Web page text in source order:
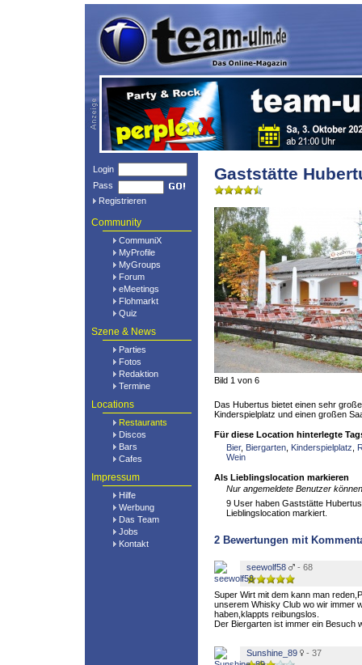
Login
Pass
Registrieren
Community
CommuniX
MyProfile
MyGroups
Forum
eMeetings
Flohmarkt
Quiz
Szene & News
Parties
Fotos
Redaktion
Termine
Locations
Restaurants
Discos
Bars
Cafes
Impressum
Hilfe
Werbung
Das Team
Jobs
Kontakt
Gaststätte
Bild 1 von 6
Das Hubertus bietet einen sehr
Kinderspielplatz und einen großen
Für diese Location hinterlegte
Bier, Biergarten Kinderspielplatz
Wein
Als Lieblingslocation markieren
Nur angemeldete Benutzer
9 User haben Gaststätte
Lieblingslocation markiert.
2 Bewertungen mit
seewolf58 - 68
Super Wirt mit dem kann man
unserem Whisky Club wo wir immer
haben,klappts reibungslos.
Der Biergarten ist immer ein Besuch
Sunshine_89 - 37